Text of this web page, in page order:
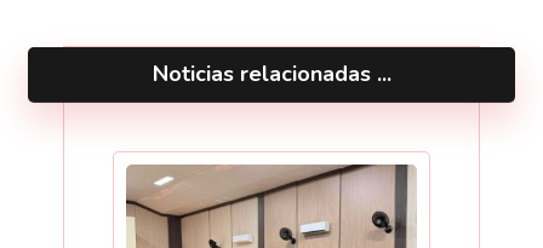
Noticias relacionadas ...